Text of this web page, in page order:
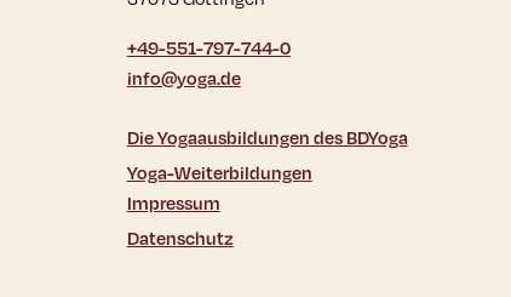
+49-551-797-744-0
info@yoga.de
Die Yogaausbildungen des BDYoga
Yoga-Weiterbildungen
Impressum
Datenschutz